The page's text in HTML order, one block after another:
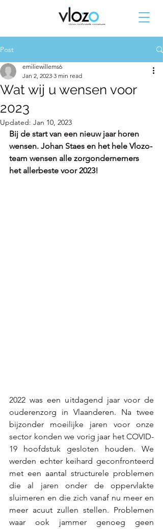
Post
Wat wij u wensen voor
2023
emiliewillems6
Jan 2, 2023 3 min read
Updated: Jan 10, 2023
Bij de start van een nieuw jaar horen
wensen. Johan Staes en het hele Vlozo-
team wensen alle zorgondernemers
het allerbeste voor 2023!
2022 was een uitdagend jaar voor de
ouderenzorg in Vlaanderen. Na twee
bijzonder moeilijke jaren voor onze
sector konden we vorig jaar het COVID-
19 hoofdstuk gesloten houden. We
werden echter keihard geconfronteerd
met een aantal structurele problemen
die al jaren onder de oppervlakte
sluimeren en die zich vanaf nu meer en
meer acuut zullen stellen. Problemen
waar ook jammer genoeg geen